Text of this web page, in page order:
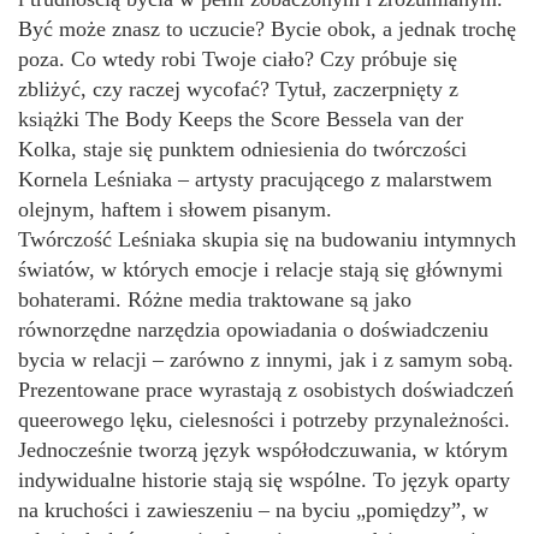
Być może znasz to uczucie? Bycie obok, a jednak trochę
poza. Co wtedy robi Twoje ciało? Czy próbuje się
zbliżyć, czy raczej wycofać? Tytuł, zaczerpnięty z
książki The Body Keeps the Score Bessela van der
Kolka, staje się punktem odniesienia do twórczości
Kornela Leśniaka – artysty pracującego z malarstwem
olejnym, haftem i słowem pisanym.
Twórczość Leśniaka skupia się na budowaniu intymnych
światów, w których emocje i relacje stają się głównymi
bohaterami. Różne media traktowane są jako
równorzędne narzędzia opowiadania o doświadczeniu
bycia w relacji – zarówno z innymi, jak i z samym sobą.
Prezentowane prace wyrastają z osobistych doświadczeń
queerowego lęku, cielesności i potrzeby przynależności.
Jednocześnie tworzą język współodczuwania, w którym
indywidualne historie stają się wspólne. To język oparty
na kruchości i zawieszeniu – na byciu „pomiędzy”, w